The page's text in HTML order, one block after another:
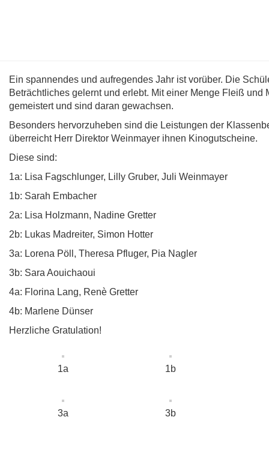
Ein spannendes und aufregendes Jahr ist vorüber. Die
Beträchtliches gelernt und erlebt. Mit einer Menge Fleiß und
gemeistert und sind daran gewachsen.
Besonders hervorzuheben sind die Leistungen der
überreicht Herr Direktor Weinmayer ihnen Kinogutscheine.
Diese sind:
1a: Lisa Fagschlunger, Lilly Gruber, Juli Weinmayer
1b: Sarah Embacher
2a: Lisa Holzmann, Nadine Gretter
2b: Lukas Madreiter, Simon Hotter
3a: Lorena Pöll, Theresa Pfluger, Pia Nagler
3b: Sara Aouichaoui
4a: Florina Lang, Renè Gretter
4b: Marlene Dünser
Herzliche Gratulation!
1a 1b
3a 3b